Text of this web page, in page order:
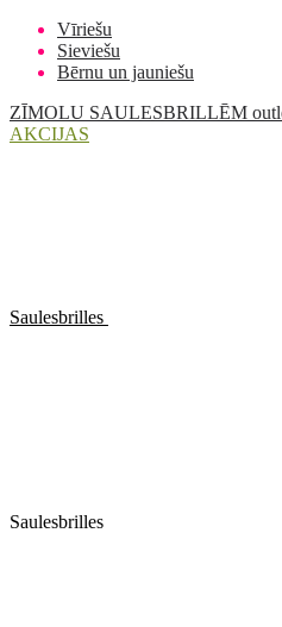
Vīriešu
Sieviešu
Bērnu un jauniešu
ZĪMOLU SAULESBRILLĒM
AKCIJAS
Saulesbrilles
Saulesbrilles